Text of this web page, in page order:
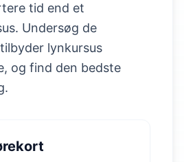
tid end et
Undersøg de
lynkursus
og find den bedste